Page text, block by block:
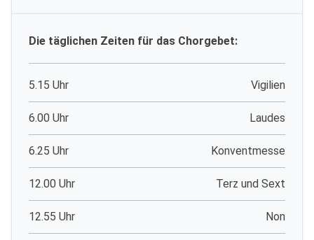
Die täglichen Zeiten für das Chorgebet:
5.15 Uhr Vigilien
6.00 Uhr Laudes
6.25 Uhr Konventmesse
12.00 Uhr Terz und Sext
12.55 Uhr Non